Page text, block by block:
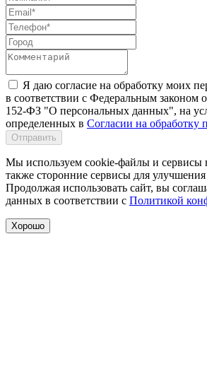
Я даю согласие на обработку моих
в соответствии с Федеральным законом
152-ФЗ "О персональных данных", на
определенных в Согласии на обработку
Отправить
Мы используем cookie-файлы и сервисы
также сторонние сервисы для улучшения
Продолжая использовать сайт, вы
данных в соответствии с Политикой
Хорошо